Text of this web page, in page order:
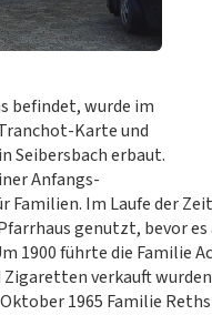
befindet, wurde im
Karte und
Seibersbach erbaut.
Anfangs-
Im Laufe der
genutzt, bevor es
führte die Familie
verkauft
1965 Familie